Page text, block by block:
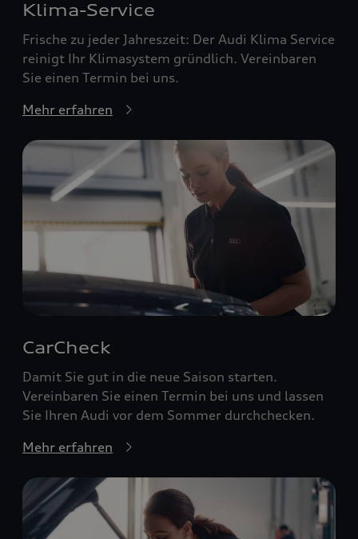
Klima-Service
Frische zu jeder Jahreszeit: Der Audi Klima Service
reinigt Ihr Klimasystem gründlich. Vereinbaren
Sie einen Termin bei uns.
Mehr erfahren
CarCheck
Damit Sie gut in die neue Saison starten.
Vereinbaren Sie einen Termin bei uns und lassen
Sie Ihren Audi vor dem Sommer durchchecken.
Mehr erfahren